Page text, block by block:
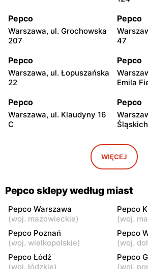
Pepco
Warszawa, ul. Grochowska
207
Pepco
47
Pepco
Warszawa, ul. Łopuszańska
22
Pepco
Emila
Pepco
Warszawa, ul. Klaudyny 16
C
Pepco
Warszawa, ul. Wrocławska
Pepco
Pepco
Warszawa, ul. Rembielińska
20
Pepco
11
Pepco
Warszawa, ul. Wierna 23
Pepco
Pepco Pepco
WIĘCEJ
Pepco sklepy według miast
Pepco Warszawa
(woj. mazowieckie)
Pepco
(woj.
Pepco Poznań
(woj. wielkopolskie)
Pepco
(woj.
Pepco Łódź
(woj. łódzkie)
Pepco
(woj.